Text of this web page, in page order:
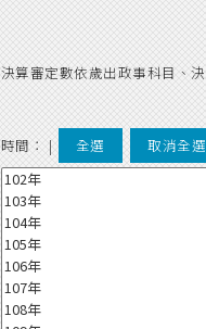
決算審定數依歲出政事科目、
時間： | 全選 取消全選